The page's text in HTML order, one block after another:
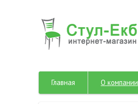
Главная О компании